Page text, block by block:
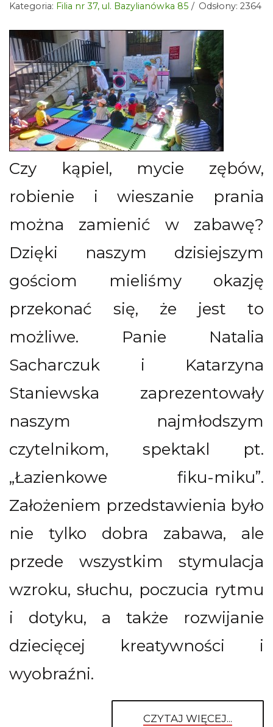
Kategoria: Filia nr 37, ul. Bazylianówka 85 Odsłony: 2364
Czy kąpiel, mycie zębów,
robienie i wieszanie prania
można zamienić w zabawę?
Dzięki naszym dzisiejszym
gościom mieliśmy okazję
przekonać się, że jest to
możliwe. Panie Natalia
Sacharczuk i Katarzyna
Staniewska zaprezentowały
naszym najmłodszym
czytelnikom, spektakl pt.
„Łazienkowe fiku-miku”.
Założeniem przedstawienia było
nie tylko dobra zabawa, ale
przede wszystkim stymulacja
wzroku, słuchu, poczucia rytmu
i dotyku, a także rozwijanie
dziecięcej kreatywności i
wyobraźni.
CZYTAJ WIĘCEJ...